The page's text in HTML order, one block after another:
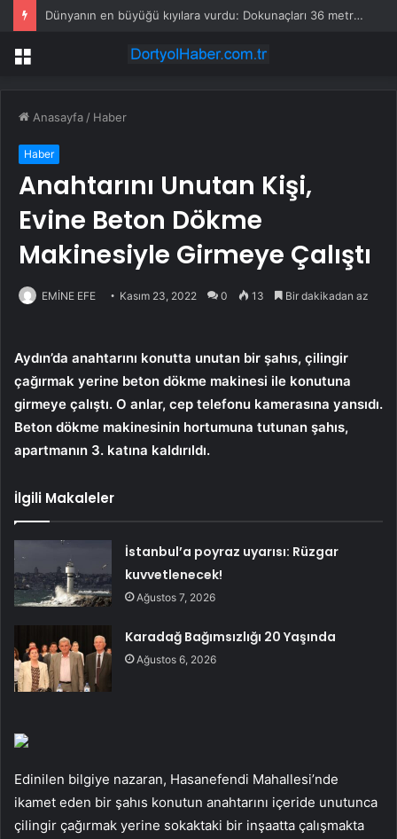
Dünyanın en büyüğü kıyılara vurdu: Dokunaçları 36 metreyi buluyor
Menü
Anasayfa / Haber
Haber
Anahtarını Unutan Kişi,
Evine Beton Dökme
Makinesiyle Girmeye Çalıştı
EMİNE EFE Kasım 23, 2022 0 13 Bir dakikadan az
Aydın’da anahtarını konutta unutan bir şahıs, çilingir
çağırmak yerine beton dökme makinesi ile konutuna
girmeye çalıştı. O anlar, cep telefonu kamerasına yansıdı.
Beton dökme makinesinin hortumuna tutunan şahıs,
apartmanın 3. katına kaldırıldı.
İlgili Makaleler
İstanbul’a poyraz uyarısı: Rüzgar
kuvvetlenecek!
Ağustos 7, 2026
Karadağ Bağımsızlığı 20 Yaşında
Ağustos 6, 2026
Edinilen bilgiye nazaran, Hasanefendi Mahallesi’nde
ikamet eden bir şahıs konutun anahtarını içeride unutunca
çilingir çağırmak yerine sokaktaki bir inşaatta çalışmakta